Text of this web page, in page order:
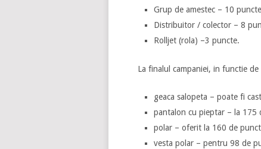
Grup de amestec – 10 puncte
Distribuitor / colector – 8
Rolljet (rola) –3 puncte.
La finalul campaniei, in functie
geaca salopeta – poate fi
pantalon cu pieptar – la 175
polar – oferit la 160 de
vesta polar – pentru 98 de